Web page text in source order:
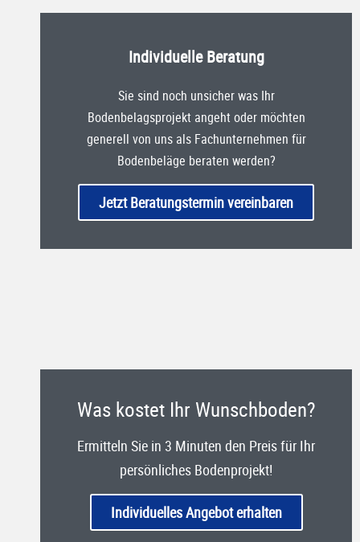
Individuelle Beratung
Sie sind noch unsicher was Ihr
Bodenbelagsprojekt angeht oder möchten
generell von uns als Fachunternehmen für
Bodenbeläge beraten werden?
Jetzt Beratungstermin vereinbaren
Was kostet Ihr Wunschboden?
Ermitteln Sie in 3 Minuten den Preis für Ihr
persönliches Bodenprojekt!
Individuelles Angebot erhalten